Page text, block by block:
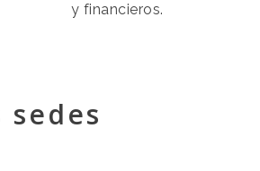
y financieros.
sedes